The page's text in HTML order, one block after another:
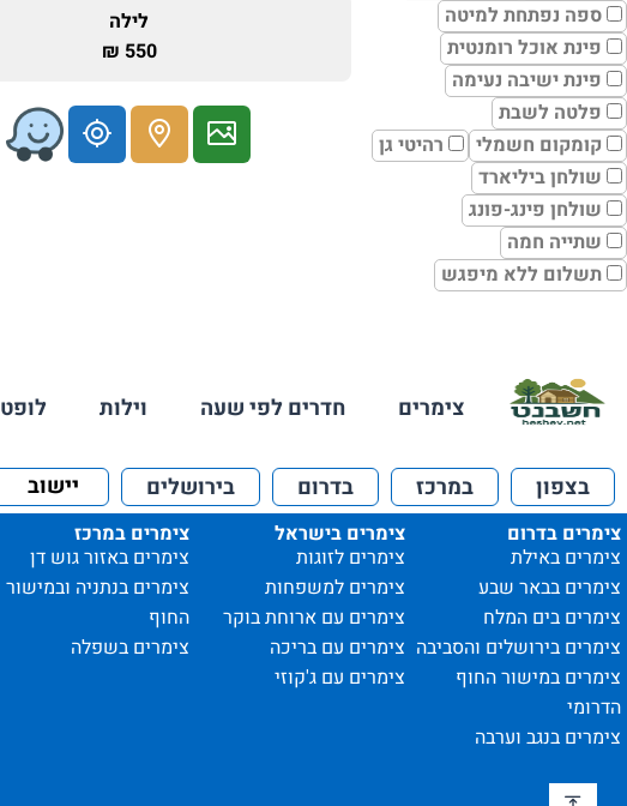
ספה נפתחת למיטה
פינת אוכל רומנטית
פינת ישיבה נעימה
פלטה לשבת
קומקום חשמלי
רהיטי גן
שולחן ביליארד
שולחן פינג-פונג
שתייה חמה
תשלום ללא מיפגש
לילה
550 ₪
צימרים חדרים לפי שעה וילות
בצפון במרכז בדרום בירושלים
צימרים בדרום
צימרים באילת
צימרים בבאר שבע
צימרים בים המלח
צימרים בירושלים והסביבה
צימרים במישור החוף
הדרומי
צימרים בנגב וערבה
צימרים בישראל
צימרים לזוגות
צימרים למשפחות
צימרים עם ארוחת בוקר
צימרים עם בריכה
צימרים עם ג'קוזי
צימרים במרכז
צימרים באזור גוש דן
צימרים בנתניה ובמישור
החוף
צימרים בשפלה